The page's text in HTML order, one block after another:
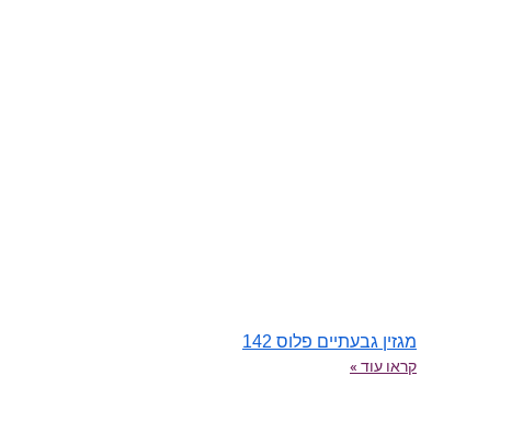
מגזין גבעתיים פלוס 142
קראו עוד »